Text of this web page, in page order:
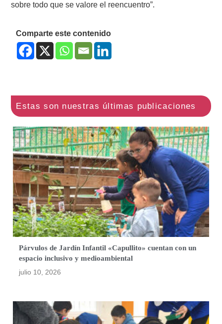
sobre todo que se valore el reencuentro”.
Comparte este contenido
Párvulos de Jardín Infantil «Capullito» cuentan con un
espacio inclusivo y medioambiental
julio 10, 2026